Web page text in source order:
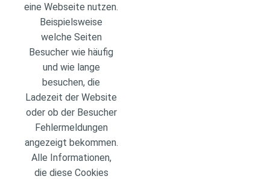
eine Webseite nutzen.
Beispielsweise
welche Seiten
Besucher wie häufig
und wie lange
besuchen, die
Ladezeit der Website
oder ob der Besucher
Fehlermeldungen
angezeigt bekommen.
Alle Informationen,
die diese Cookies